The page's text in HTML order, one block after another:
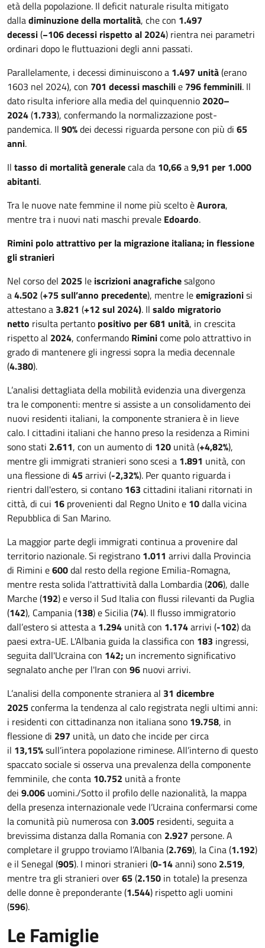
età della popolazione. Il deficit naturale risulta mitigato
dalladiminuzione della mortalità, che con 1.497
decessi(−106 decessi rispetto al 2024) rientra nei parametri
ordinari dopo le fluttuazioni degli anni passati.
Parallelamente, i decessi diminuiscono a 1.497 unità(erano
1603 nel 2024), con 701 decessi maschilie 796 femminili. Il
dato risulta inferiore alla media del quinquennio 2020–
2024(1.733), confermando la normalizzazione post-
pandemica. Il 90%dei decessi riguarda persone con più di 65
anni.
Il tasso di mortalità generalecala da 10,66a9,91 per 1.000
abitanti.
Tra le nuove nate femmine il nome più scelto èAurora,
mentre tra i nuovi nati maschi prevale Edoardo.
Rimini polo attrattivo per la migrazione italiana; in flessione
gli stranieri
Nel corso del 2025 le iscrizioni anagrafichesalgono
a4.502 (+75 sull’anno precedente), mentre leemigrazionisi
attestano a 3.821 (+12 sul 2024). Il saldo migratorio
netto risulta pertanto positivo per 681 unità, in crescita
rispetto al 2024, confermando Riminicome polo attrattivo in
grado di mantenere gli ingressi sopra la media decennale
(4.380).
L’analisi dettagliata della mobilità evidenzia una divergenza
tra le componenti: mentre si assiste a un consolidamento dei
nuovi residenti italiani, la componente straniera è in lieve
calo. I cittadini italiani che hanno preso la residenza a Rimini
sono stati 2.611, con un aumento di 120 unità (+4,82%),
mentre gli immigrati stranieri sono scesi a 1.891 unità, con
una flessione di 45arrivi (-2,32%). Per quanto riguarda i
rientri dall'estero, si contano 163 cittadini italiani ritornati in
città, di cui 16 provenienti dal Regno Unito e 10dalla vicina
Repubblica di San Marino.
La maggior parte degli immigrati continua a provenire dal
territorio nazionale. Si registrano 1.011 arrivi dalla Provincia
di Rimini e600dal resto della regione Emilia-Romagna,
mentre resta solida l'attrattività dalla Lombardia (206), dalle
Marche (192) e verso il Sud Italia con flussi rilevanti da Puglia
(142), Campania (138) e Sicilia (74). Il flusso immigratorio
dall’estero si attesta a 1.294 unità con 1.174arrivi (-102) da
paesi extra-UE. L'Albania guida la classifica con 183 ingressi,
seguita dall'Ucraina con 142; un incremento significativo
segnalato anche per l'Iran con 96 nuovi arrivi.
L’analisi della componente straniera al 31 dicembre
2025conferma la tendenza al calo registrata negli ultimi anni:
i residenti con cittadinanza non italiana sono 19.758, in
flessione di 297 unità, un dato che incide per circa
il 13,15%sull’intera popolazione riminese. All’interno di questo
spaccato sociale si osserva una prevalenza della componente
femminile, che conta 10.752 unità a fronte
dei 9.006 uomini./Sotto il profilo delle nazionalità, la mappa
della presenza internazionale vede l’Ucraina confermarsi come
la comunità più numerosa con 3.005 residenti, seguita a
brevissima distanza dalla Romania con 2.927 persone. A
completare il gruppo troviamo l’Albania (2.769), la Cina (1.192)
e il Senegal (905). I minori stranieri (0-14anni) sono 2.519,
mentre tra gli stranieri over65(2.150 in totale) la presenza
delle donne è preponderante (1.544) rispetto agli uomini
(596).
Le Famiglie